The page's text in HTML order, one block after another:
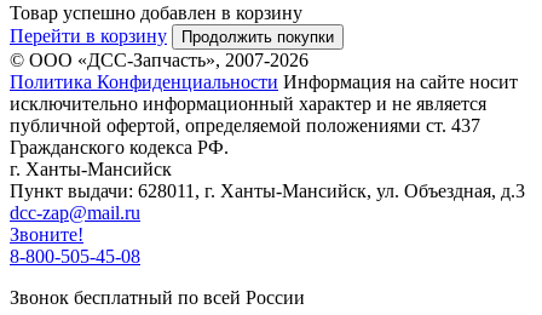
Товар успешно добавлен в корзину
Перейти в корзину
Продолжить покупки
© ООО «ДСС-Запчасть», 2007-2026
Политика Конфиденциальности Информация на сайте носит
исключительно информационный характер и не является
публичной офертой, определяемой положениями ст. 437
Гражданского кодекса РФ.
г. Ханты-Мансийск
Пункт выдачи: 628011, г. Ханты-Мансийск, ул. Объездная, д.3
dcc-zap@mail.ru
Звоните!
8-800-505-45-08
Звонок бесплатный по всей России